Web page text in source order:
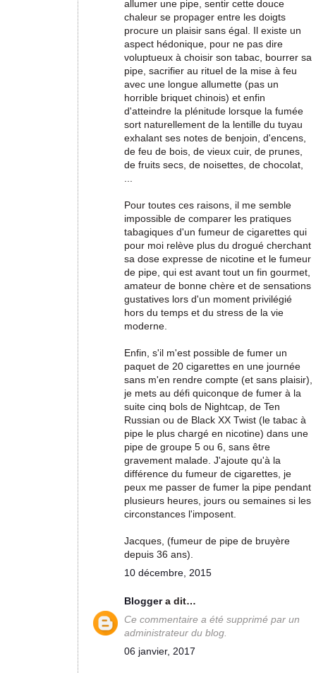
allumer une pipe, sentir cette douce
chaleur se propager entre les doigts
procure un plaisir sans égal. Il existe un
aspect hédonique, pour ne pas dire
voluptueux à choisir son tabac, bourrer sa
pipe, sacrifier au rituel de la mise à feu
avec une longue allumette (pas un
horrible briquet chinois) et enfin
d'atteindre la plénitude lorsque la fumée
sort naturellement de la lentille du tuyau
exhalant ses notes de benjoin, d'encens,
de feu de bois, de vieux cuir, de prunes,
de fruits secs, de noisettes, de chocolat,
...
Pour toutes ces raisons, il me semble
impossible de comparer les pratiques
tabagiques d'un fumeur de cigarettes qui
pour moi relève plus du drogué cherchant
sa dose expresse de nicotine et le fumeur
de pipe, qui est avant tout un fin gourmet,
amateur de bonne chère et de sensations
gustatives lors d'un moment privilégié
hors du temps et du stress de la vie
moderne.
Enfin, s'il m'est possible de fumer un
paquet de 20 cigarettes en une journée
sans m'en rendre compte (et sans plaisir),
je mets au défi quiconque de fumer à la
suite cinq bols de Nightcap, de Ten
Russian ou de Black XX Twist (le tabac à
pipe le plus chargé en nicotine) dans une
pipe de groupe 5 ou 6, sans être
gravement malade. J'ajoute qu'à la
différence du fumeur de cigarettes, je
peux me passer de fumer la pipe pendant
plusieurs heures, jours ou semaines si les
circonstances l'imposent.
Jacques, (fumeur de pipe de bruyère
depuis 36 ans).
10 décembre, 2015
Bloggera dit…
Ce commentaire a été supprimé par un
administrateur du blog.
06 janvier, 2017